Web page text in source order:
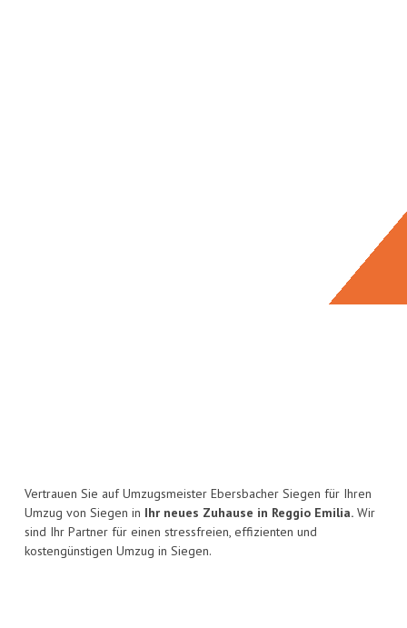
Vertrauen Sie auf Umzugsmeister Ebersbacher Siegen für Ihren
Umzug von Siegen in Ihr neues Zuhause in Reggio Emilia. Wir
sind Ihr Partner für einen stressfreien, effizienten und
kostengünstigen Umzug in Siegen.